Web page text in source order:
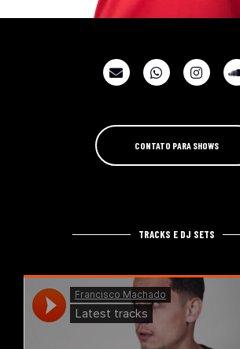
CONTATO PARA SHOWS
TRACKS E DJ SETS